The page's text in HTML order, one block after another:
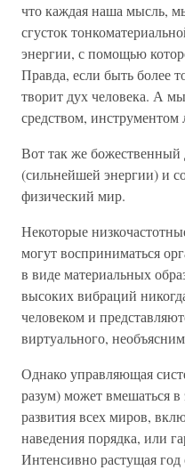
что каждая наша мысль,
сгусток
энергии, с помощью
Правда, если быть более
творит дух человека. А
средством, инструментом
Вот так же
(сильнейшей энергии) и
физический мир.
Некоторые
могут восприниматься
в виде материальных
высоких вибраций
человеком и
виртуального,
Однако управляющая
разум) может вмешаться
развития всех миров,
наведения порядка, или
Интенсивно растущая год